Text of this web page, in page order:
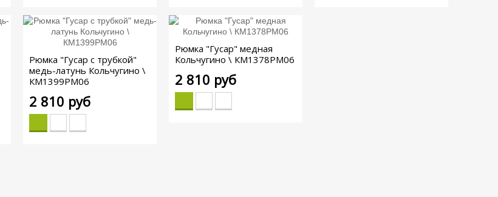
Рюмка "Гусар с трубкой"
медь-латунь Кольчугино \
КМ1399РМ06
2 810 руб
Рюмка "Гусар" медная
Кольчугино \ КМ1378РМ06
2 810 руб